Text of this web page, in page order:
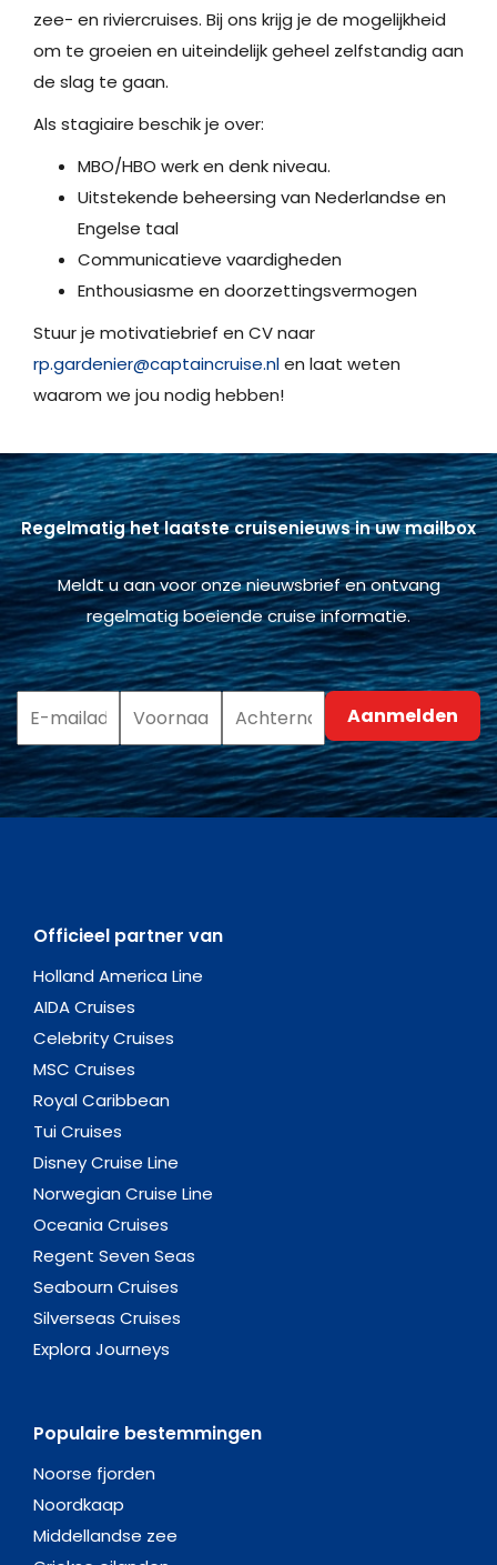
zee- en riviercruises. Bij ons krijg je de mogelijkheid
om te groeien en uiteindelijk geheel zelfstandig aan
de slag te gaan.
Als stagiaire beschik je over:
MBO/HBO werk en denk niveau.
Uitstekende beheersing van Nederlandse en
Engelse taal
Communicatieve vaardigheden
Enthousiasme en doorzettingsvermogen
Stuur je motivatiebrief en CV naar
rp.gardenier@captaincruise.nlen laat weten
waarom we jou nodig hebben!
Regelmatig het laatste cruisenieuws in uw mailbox
Meldt u aan voor onze nieuwsbrief en ontvang
regelmatig boeiende cruise informatie.
Officieel partner van
Holland America Line
AIDA Cruises
Celebrity Cruises
MSC Cruises
Royal Caribbean
Tui Cruises
Disney Cruise Line
Norwegian Cruise Line
Oceania Cruises
Regent Seven Seas
Seabourn Cruises
Silverseas Cruises
Explora Journeys
Populaire bestemmingen
Noorse fjorden
Noordkaap
Middellandse zee